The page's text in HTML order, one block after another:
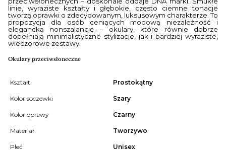
linie, wyraziste kształty i głębokie, często ciemne tonacje
tworzą oprawki o zdecydowanym, luksusowym charakterze. To
propozycja dla osób ceniących modową niezależność i
elegancką nonszalancję – okulary, które równie dobrze
dopełniają minimalistyczne stylizacje, jak i bardziej wyraziste,
wieczorowe zestawy.
Okulary przeciwsłoneczne
Kształt Prostokątny
Kolor soczewki Szary
Kolor oprawy Czarny
Materiał Tworzywo
Płeć Unisex